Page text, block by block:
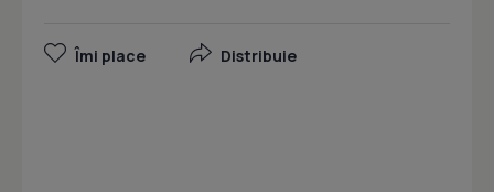
Îmi place Distribuie